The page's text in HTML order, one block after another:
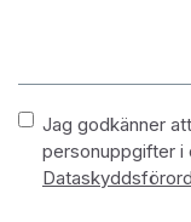
Namnlös*
Jag godkänner
personuppgifter i